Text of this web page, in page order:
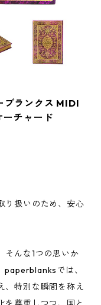
ランクス MIDI
ーチャード
り扱いのため、安心
そんな1つの思いか
paperblanksでは、
、特別な瞬間を称え